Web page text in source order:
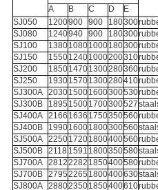
A
B C D
E
SJ050
1200900 900 180300
SJ080
1240940 900 180300
SJ100
138010801000180300
SJ150
155012401000200310
SJ200
185014701300280360
SJ250
193015701300280410
SJ300A 203015001600300530
SJ300B
1895 15001700300527
SJ400A 2166 1636 1750350560
SJ400B
199016001800300560
SJ500A 225017201800400560
SJ500B 2118 1591 1800350580
SJ700A 28122282 1850400580
SJ700B 27952265 1800400630
SJ800A 288023501850400610